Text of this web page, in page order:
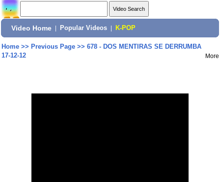
Video Home Popular Videos K-POP
Home>> Previous Page>> 678 - DOS MENTIRAS SE DERRUMBA
17-12-12
More